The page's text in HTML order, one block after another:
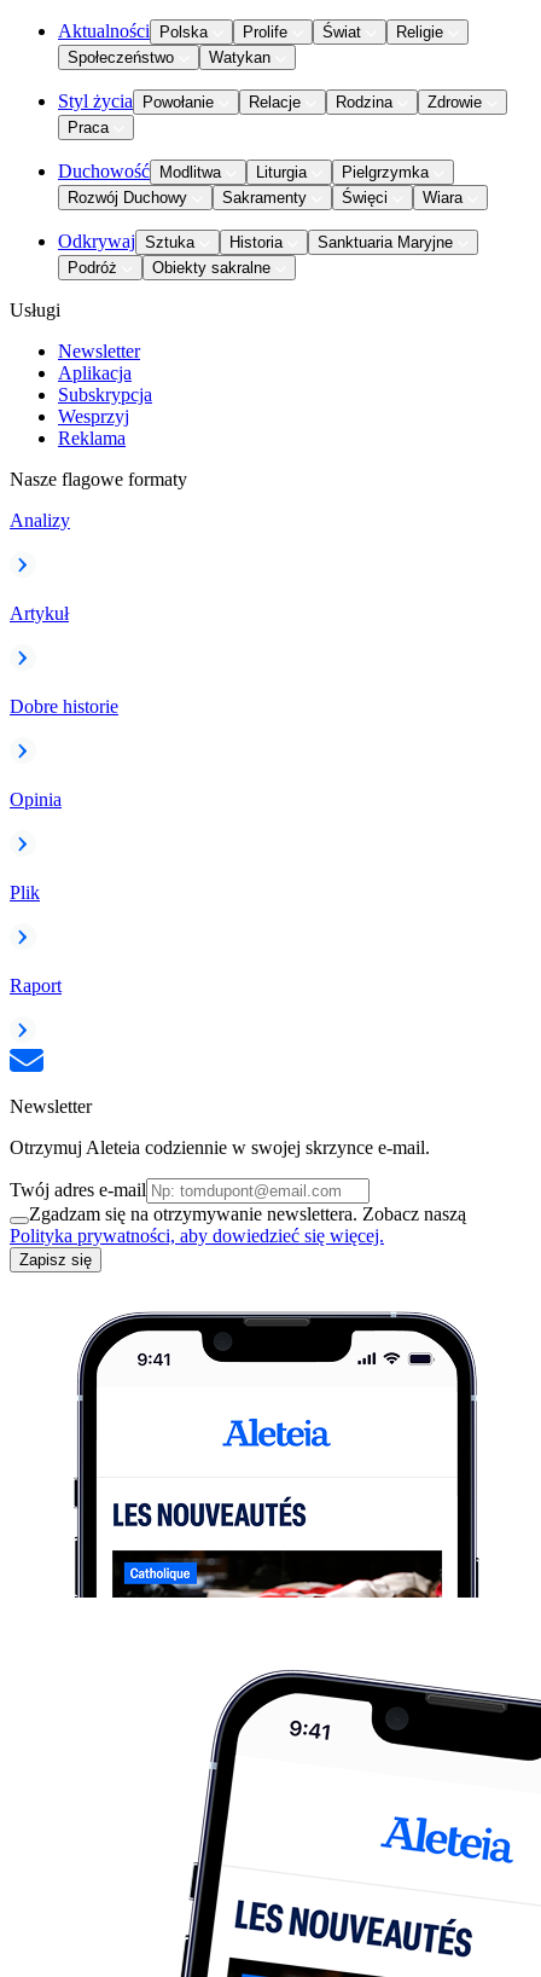
Aktualności Polska Prolife Świat
Religie
Społeczeństwo
Watykan
Styl życia Powołanie Relacje Rodzina
Zdrowie
Praca
Duchowość Modlitwa Liturgia
Pielgrzymka
Rozwój Duchowy
Sakramenty Święci Wiara
Odkrywaj Sztuka Historia
Sanktuaria Maryjne
Podróż
Obiekty sakralne
Usługi
Newsletter
Aplikacja
Subskrypcja
Wesprzyj
Reklama
Nasze flagowe formaty
Analizy
Artykuł
Dobre historie
Opinia
Plik
Raport
Newsletter
Otrzymuj Aleteia codziennie w swojej skrzynce e-mail.
Twój adres e-mail
Zgadzam się na otrzymywanie newslettera. Zobacz naszą
Polityka prywatności, aby dowiedzieć się więcej.
Zapisz się